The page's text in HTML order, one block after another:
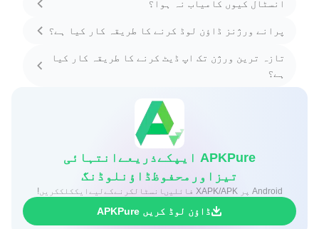
انسٹال کیوں کامیاب نہ ہوا؟
پرانے ورژنز ڈاؤن لوڈ کرنے کا طریقہ کار کیا ہے؟
تازہ ترین ورژن تک اپ ڈیٹ کرنے کا طریقہ کار کیا
ہے؟
APKPure ایپکےذریعےانتہائی
تیزاورمحفوظڈاؤنلوڈنگ
Android پر XAPK/APK فائلیںانسٹالکرنےکےلیےایککلککریں!
ڈاؤن لوڈ کریں APKPure